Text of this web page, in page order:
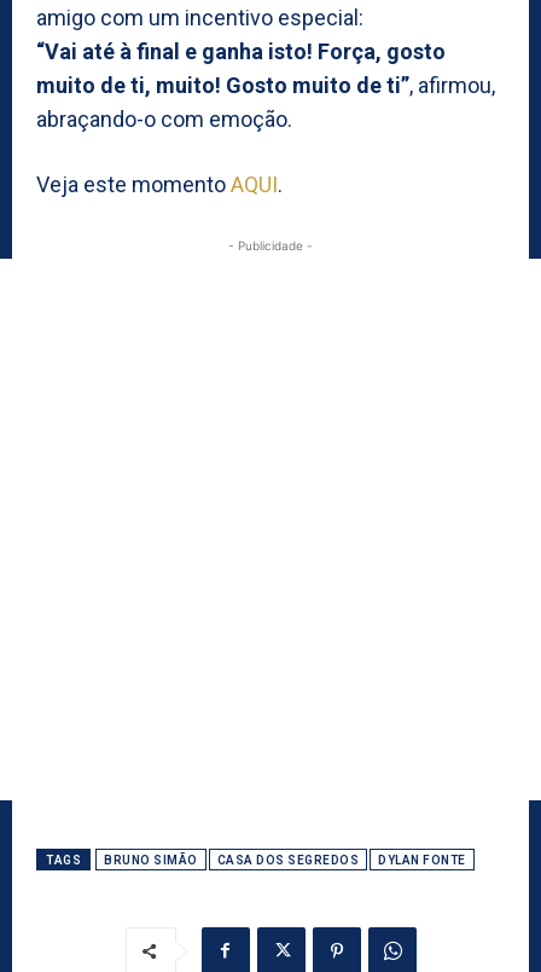
amigo com um incentivo especial:
“Vai até à final e ganha isto! Força, gosto
muito de ti, muito! Gosto muito de ti”, afirmou,
abraçando-o com emoção.
Veja este momentoAQUI.
- Publicidade -
TAGS BRUNO SIMÃO CASA DOS SEGREDOS DYLAN FONTE